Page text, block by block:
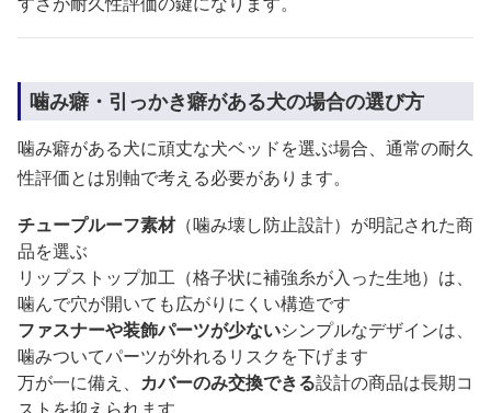
噛み癖・引っかき癖がある犬の場合の選び方
噛み癖がある犬に頑丈な犬ベッドを選ぶ場合、通常の耐久
性評価とは別軸で考える必要があります。
チュープルーフ素材（噛み壊し防止設計）が明記された商
品を選ぶ
リップストップ加工（格子状に補強糸が入った生地）は、
噛んで穴が開いても広がりにくい構造です
ファスナーや装飾パーツが少ないシンプルなデザインは、
噛みついてパーツが外れるリスクを下げます
万が一に備え、 カバーのみ交換できる設計の商品は長期コ